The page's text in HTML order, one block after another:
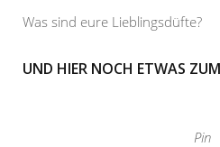
Was sind eure Lieblingsdüfte?
UND HIER NOCH ETWAS
Pin